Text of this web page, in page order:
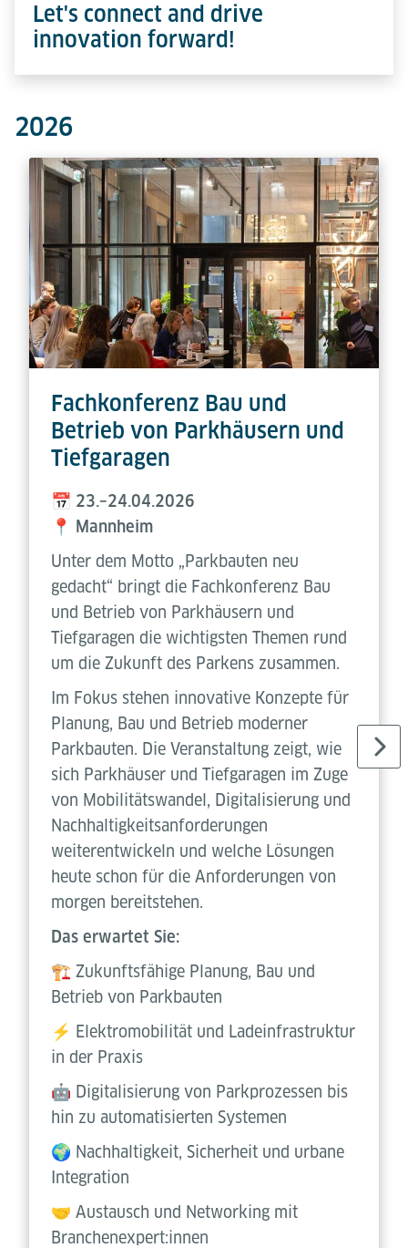
Let's connect and drive
innovation forward!
2026
Fachkonferenz Bau und
Betrieb von Parkhäusern und
Tiefgaragen
📅 23.–24.04.2026
📍 Mannheim
Unter dem Motto „Parkbauten neu
gedacht“ bringt die Fachkonferenz Bau
und Betrieb von Parkhäusern und
Tiefgaragen die wichtigsten Themen rund
um die Zukunft des Parkens zusammen.
Im Fokus stehen innovative Konzepte für
Planung, Bau und Betrieb moderner
Parkbauten. Die Veranstaltung zeigt, wie
sich Parkhäuser und Tiefgaragen im Zuge
von Mobilitätswandel, Digitalisierung und
Nachhaltigkeitsanforderungen
weiterentwickeln und welche Lösungen
heute schon für die Anforderungen von
morgen bereitstehen.
Das erwartet Sie:
🏗 Zukunftsfähige Planung, Bau und
Betrieb von Parkbauten
⚡ Elektromobilität und Ladeinfrastruktur
in der Praxis
🤖 Digitalisierung von Parkprozessen bis
hin zu automatisierten Systemen
🌍 Nachhaltigkeit, Sicherheit und urbane
Integration
🤝 Austausch und Networking mit
Branchenexpert:innen